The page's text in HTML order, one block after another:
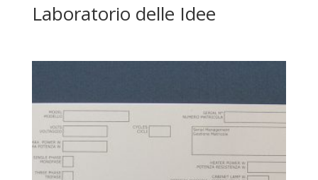
Laboratorio delle Idee